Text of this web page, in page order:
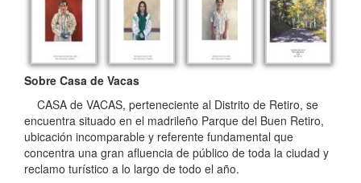
Sobre Casa de Vacas
CASA de VACAS, perteneciente al Distrito de Retiro, se
encuentra situado en el madrileño Parque del Buen Retiro,
ubicación incomparable y referente fundamental que
concentra una gran afluencia de público de toda la ciudad y
reclamo turístico a lo largo de todo el año.